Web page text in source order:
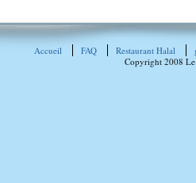
Accueil FAQ Restaurant Halal
Copyright 2008